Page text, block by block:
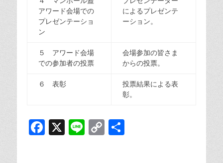
アワード会場での
プレゼンテーショ
ン
によるプレゼンテ
ーション。
５ アワード会場
での参加者の投票
会場参加の皆さま
からの投票。
６ 表彰
投票結果による表
彰。
F
X
Li
C